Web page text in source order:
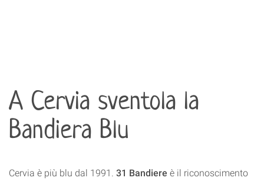
A Cervia sventola la
Bandiera Blu
Cervia è più blu dal 1991. 31 Bandiere è il riconoscimento